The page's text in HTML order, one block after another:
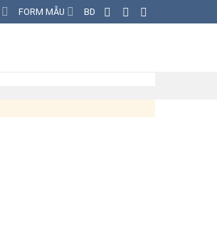
FORM MẪU BD